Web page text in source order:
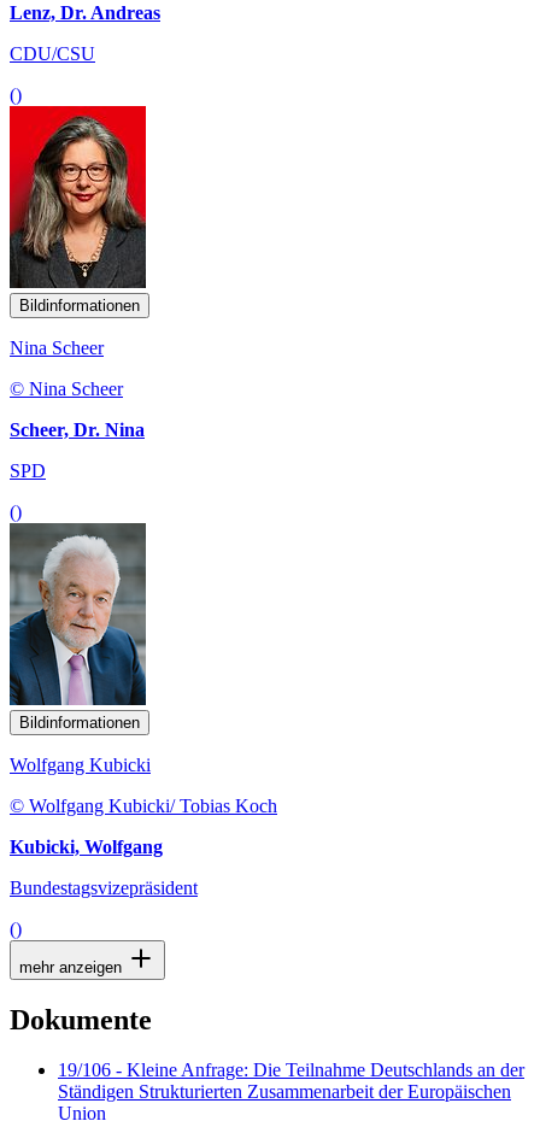
Lenz, Dr. Andreas
CDU/CSU
()
Bildinformationen
Nina Scheer
© Nina Scheer
Scheer, Dr. Nina
SPD
()
Bildinformationen
Wolfgang Kubicki
© Wolfgang Kubicki/ Tobias Koch
Kubicki, Wolfgang
Bundestagsvizepräsident
()
mehr anzeigen
Dokumente
19/106 - Kleine Anfrage: Die Teilnahme Deutschlands an der
Ständigen Strukturierten Zusammenarbeit der Europäischen
Union